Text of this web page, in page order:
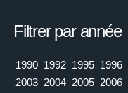
Filtrer par année
1990 1992 1995 1996
2003 2004 2005 2006